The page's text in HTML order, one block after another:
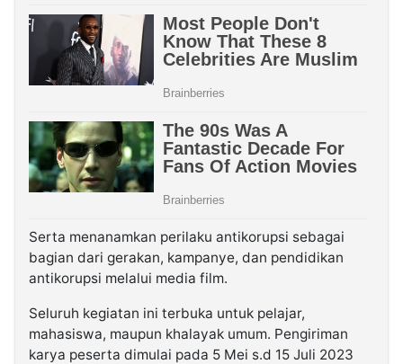
Serta menanamkan perilaku antikorupsi sebagai
bagian dari gerakan, kampanye, dan pendidikan
antikorupsi melalui media film.
Seluruh kegiatan ini terbuka untuk pelajar,
mahasiswa, maupun khalayak umum. Pengiriman
karya peserta dimulai pada 5 Mei s.d 15 Juli 2023